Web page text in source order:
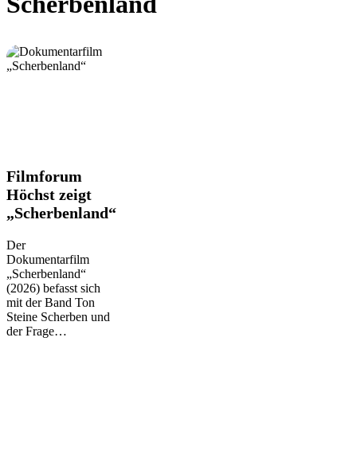
Filmforum
Höchst
zeigt
„Scherbenland“
Filmforum
Höchst zeigt
„Scherbenland“
Der
Dokumentarfilm
„Scherbenland“
(2026) befasst sich
mit der Band Ton
Steine Scherben und
der Frage…